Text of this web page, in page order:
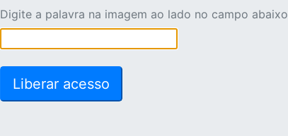
Digite a palavra na imagem ao lado no campo abaixo